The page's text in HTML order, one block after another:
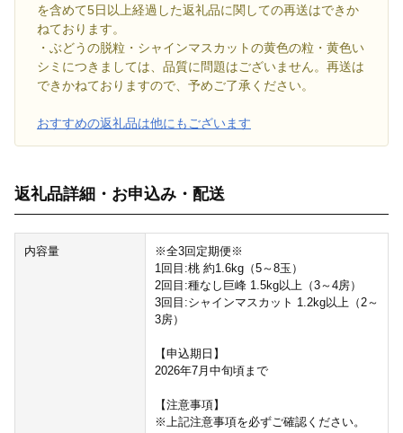
を含めて5日以上経過した返礼品に関しての再送はできか
ねております。
・ぶどうの脱粒・シャインマスカットの黄色の粒・黄色い
シミにつきましては、品質に問題はございません。再送は
できかねておりますので、予めご了承ください。
おすすめの返礼品は他にもございます
返礼品詳細・お申込み・配送
内容量
※全3回定期便※
1回目:桃 約1.6kg（5～8玉）
2回目:種なし巨峰 1.5kg以上（3～4房）
3回目:シャインマスカット 1.2kg以上（2～
3房）
【申込期日】
2026年7月中旬頃まで
【注意事項】
※上記注意事項を必ずご確認ください。